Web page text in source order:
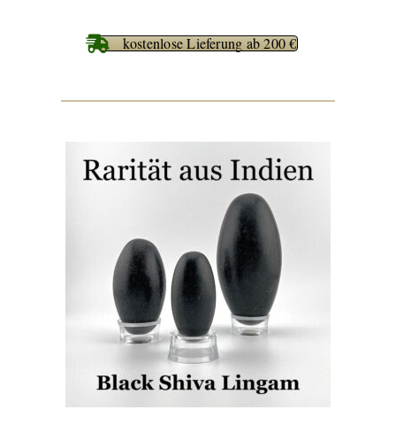
kostenlose Lieferung ab 200 €